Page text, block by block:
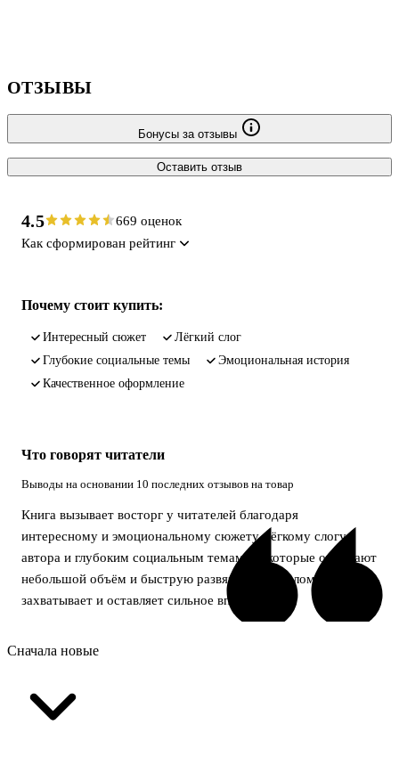
ОТЗЫВЫ
Бонусы за отзывы
Оставить отзыв
4.5
669 оценок
Как сформирован рейтинг
Почему стоит купить:
интересный сюжет
лёгкий слог
глубокие социальные темы
эмоциональная история
качественное оформление
Что говорят читатели
Выводы на основании 10 последних отзывов на товар
Книга вызывает восторг у читателей благодаря
интересному и эмоциональному сюжету, лёгкому слогу
автора и глубоким социальным темам. Некоторые отмечают
небольшой объём и быструю развязку, но в целом история
захватывает и оставляет сильное впечатление.
Сначала новые